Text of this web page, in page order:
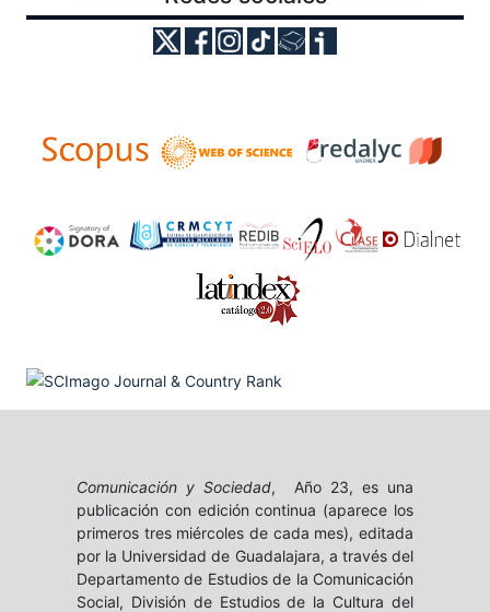
Comunicación y Sociedad, Año 23, es una
publicación con edición continua (aparece los
primeros tres miércoles de cada mes), editada
por la Universidad de Guadalajara, a través del
Departamento de Estudios de la Comunicación
Social, División de Estudios de la Cultura del